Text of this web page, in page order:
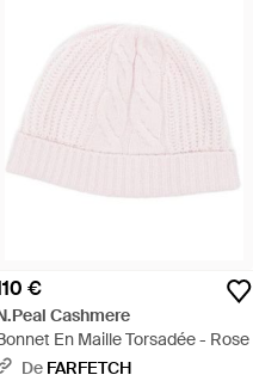
€
Cashmere
En Maille Torsadée - Rose
De FARFETCH